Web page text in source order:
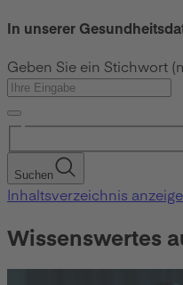
In unserer
Geben Sie ein Stichwort
Suchen
Inhaltsverzeichnis
Wissenswertes